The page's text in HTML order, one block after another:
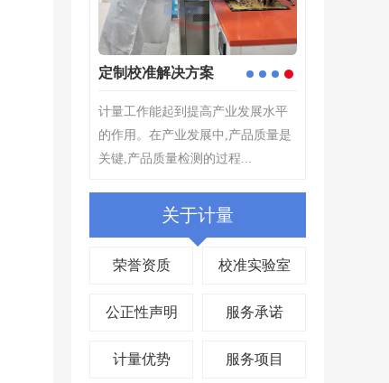
计量检测---根据计量检测器具的选
择原则,为确定测量仪器或测量系统
企业仪器校验
计量检测---根据计量检测器具的选
择原则,为确定测量仪器或测量系统
所指示的量值...
关于计量
荣誉资质 校准实验室
公正性声明 服务承诺
计量优势 服务项目